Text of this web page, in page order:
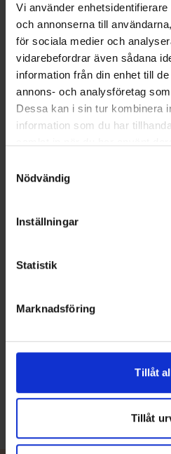
Vi använder
och annonserna till
för sociala medier och
vidarebefordrar även sådana
information från din enhet till
annons- och analysföretag
Dessa kan i sin tur kombinera
information som du har
Nödvändig
Inställningar
Statistik
Marknadsföring
Tillåt
Tillåt
balanserad gång även när båten
möjliggör god rörlighet runtom i
utombordare på högst 20 hk, vilket
båtregistrering.
Läs mer
Terhi 400 Verde
sjöfågeljägare eller för fiske.
Färdas bra med en 5-15 hk:s